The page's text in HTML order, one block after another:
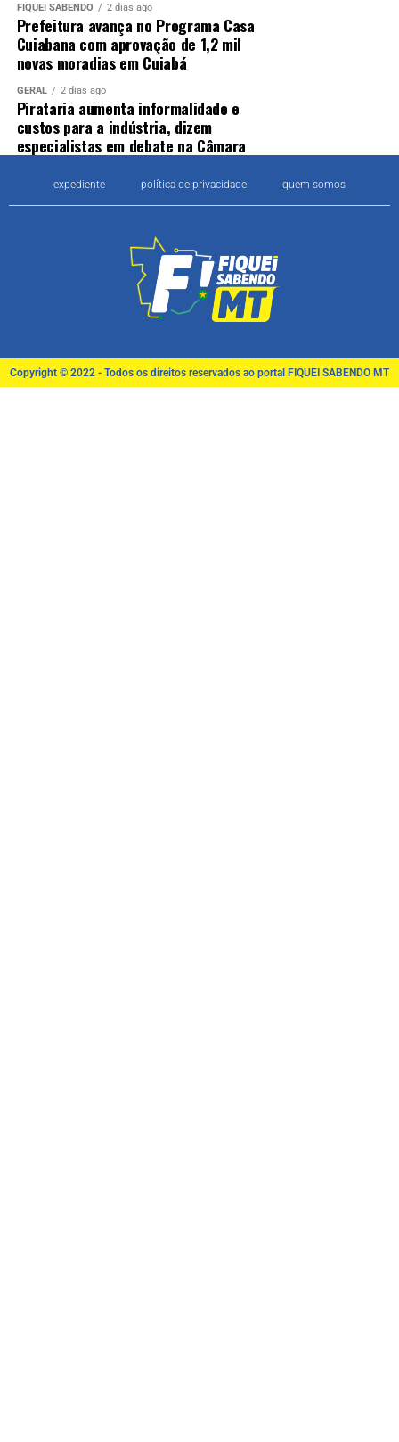
FIQUEI SABENDO 2 dias ago
Prefeitura avança no Programa Casa
Cuiabana com aprovação de 1,2 mil
novas moradias em Cuiabá
GERAL 2 dias ago
Pirataria aumenta informalidade e
custos para a indústria, dizem
especialistas em debate na Câmara
expediente política de privacidade quem somos
Copyright © 2022 - Todos os direitos reservados ao portal FIQUEI SABENDO MT